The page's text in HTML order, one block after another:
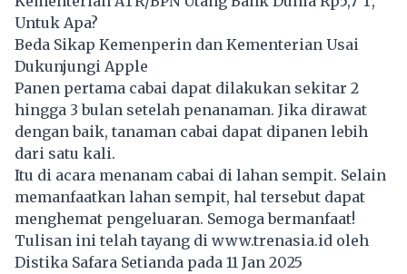
Untuk Apa?
Beda Sikap Kemenperin dan Kementerian Usai
Dukunjungi Apple
Panen pertama cabai dapat dilakukan sekitar 2
hingga 3 bulan setelah penanaman. Jika dirawat
dengan baik, tanaman cabai dapat dipanen lebih
dari satu kali.
Itu di acara menanam cabai di lahan sempit. Selain
memanfaatkan lahan sempit, hal tersebut dapat
menghemat pengeluaran. Semoga bermanfaat!
Tulisan ini telah tayang di www.trenasia.id oleh
Distika Safara Setianda pada 11 Jan 2025